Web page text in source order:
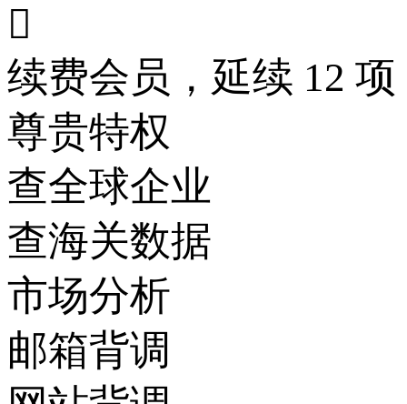

续费会员，延续 12 项
尊贵特权
查全球企业
查海关数据
市场分析
邮箱背调